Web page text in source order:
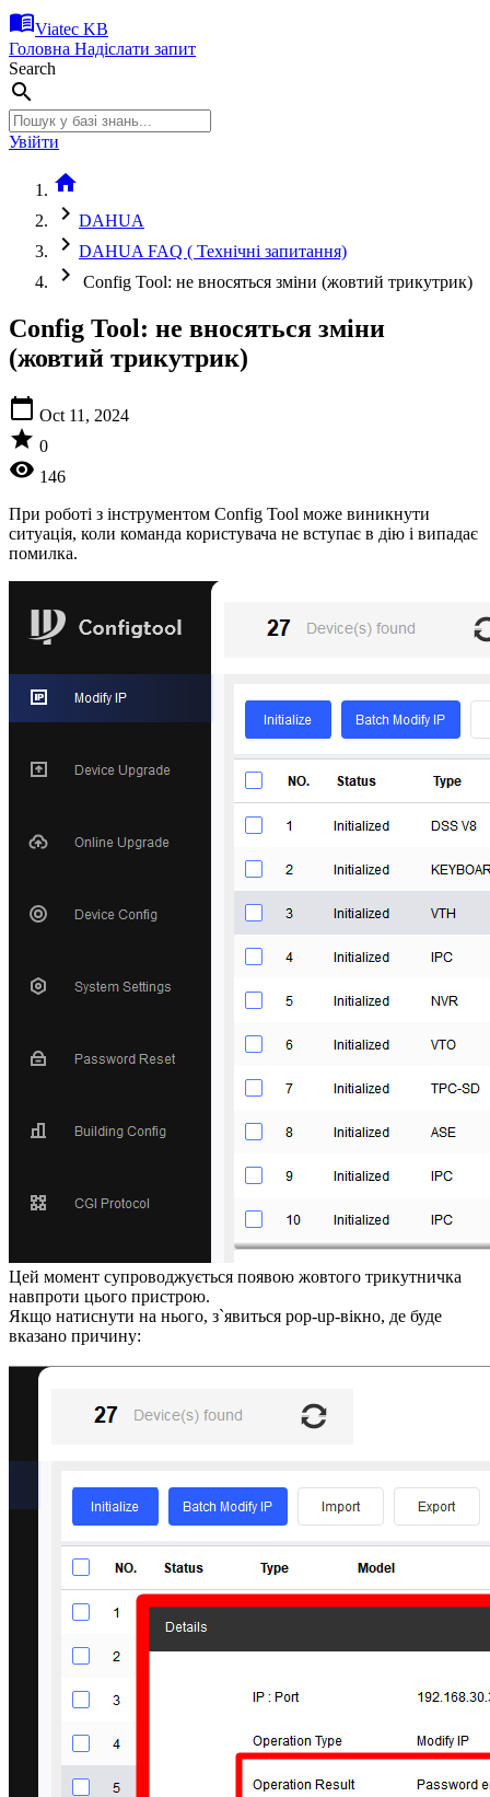
menu_bookViatec KB
Головна Надіслати запит
Search
search
Увійти
home
chevron_right DAHUA
chevron_right DAHUA FAQ ( Технічні запитання)
chevron_right Config Tool: не вносяться зміни (жовтий трикутрик)
Config Tool: не вносяться зміни
(жовтий трикутрик)
calendar_today Oct 11, 2024
star 0
visibility 146
При роботі з інструментом Config Tool може виникнути
ситуація, коли команда користувача не вступає в дію і випадає
помилка.
Цей момент супроводжується появою жовтого трикутничка
навпроти цього пристрою.
Якщо натиснути на нього, з`явиться pop-up-вікно, де буде
вказано причину: